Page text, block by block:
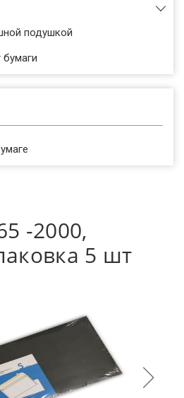
подушкой
-2000,
5 шт